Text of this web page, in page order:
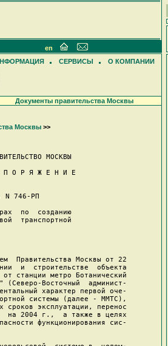
en
СЕРВИСЫ О КОМПАНИИ
Документы правительства Москвы
Москвы>>
МОСКВЫ
П О Р Я Ж Е Н И Е
N 746-РП
по  созданию
транспортной
Правительства Москвы от 22
и  строительстве  объекта
станции метро Ботанический
(Северо-Восточный  админист-
характер первой оче-
системы (далее - ММТС),
сроков эксплуатации, перенос
на 2004 г.,  а также в целях
функционирования сис-